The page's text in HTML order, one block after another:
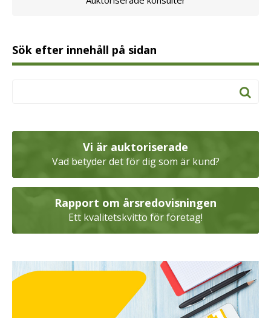
Sök efter innehåll på sidan
Vi är auktoriserade
Vad betyder det för dig som är kund?
Rapport om årsredovisningen
Ett kvalitetskvitto för företag!